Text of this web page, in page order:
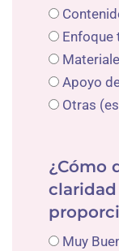
Enfoque
Apoyo
Otras
¿Cómo
Muy